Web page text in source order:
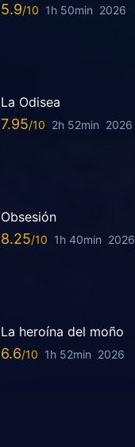
5.9 1h 50min 2026
La Odisea
7.95 2h 52min 2026
Obsesión
8.25 1h 40min 2026
La heroína del moño
6.6 1h 52min 2026